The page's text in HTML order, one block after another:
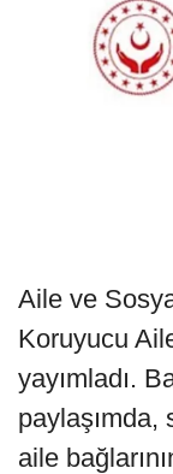
Aile ve
Koruyucu
yayımladı.
paylaşımda,
aile